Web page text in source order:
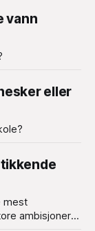
vann
eller
tikkende
mest
ambisjoner